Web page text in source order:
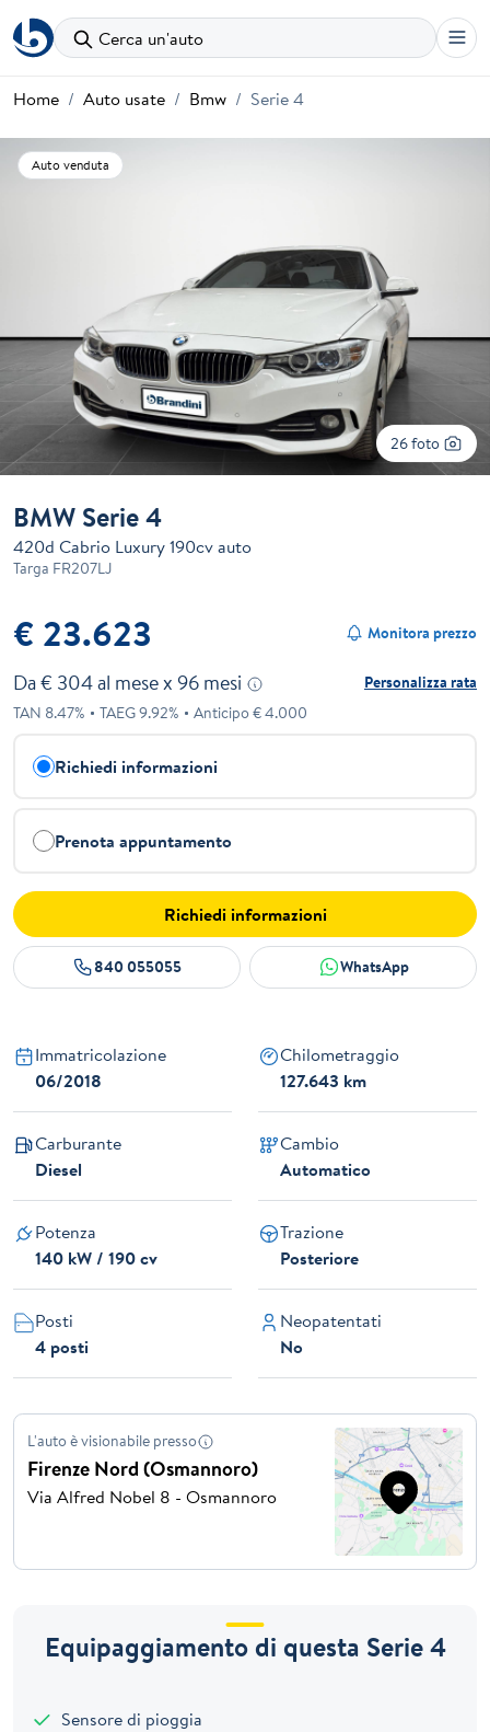
Cerca un'auto
Home Auto usate Bmw Serie 4
Auto venduta
26 foto
BMW Serie 4
420d Cabrio Luxury 190cv auto
Targa FR207LJ
€ 23.623 Monitora prezzo
Da € 304al mese x 96 mesi
Personalizza rata
TAN 8.47% TAEG9.92% Anticipo €4.000
Richiedi informazioni
Prenota appuntamento
Richiedi informazioni
840 055055 WhatsApp
Immatricolazione
06/2018
Chilometraggio
127.643 km
Carburante
Diesel
Cambio
Automatico
Potenza
140 kW / 190 cv
Trazione
Posteriore
Posti
4 posti
Neopatentati
No
L'auto è visionabile presso
Firenze Nord (Osmannoro)
Via Alfred Nobel 8 - Osmannoro
Equipaggiamento di questa Serie 4
Sensore di pioggia